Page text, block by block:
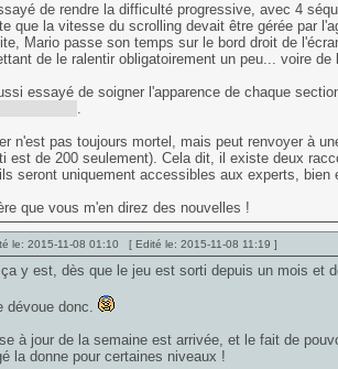
de rendre la difficulté progressive, avec 4
que la vitesse du scrolling devait être gérée par
Mario passe son temps sur le bord droit de
de le ralentir obligatoirement un peu... voire
essayé de soigner l'apparence de chaque
.
n'est pas toujours mortel, mais peut renvoyer à
est de 200 seulement). Cela dit, il existe deux
seront uniquement accessibles aux experts, bien
que vous m'en direz des nouvelles !
le: 2015-11-08 01:10 [ Edité le: 2015-11-08 11:19 ]
y est, dès que le jeu est sorti depuis un mois et
dévoue donc.
à jour de la semaine est arrivée, et le fait de
la donne pour certaines niveaux !